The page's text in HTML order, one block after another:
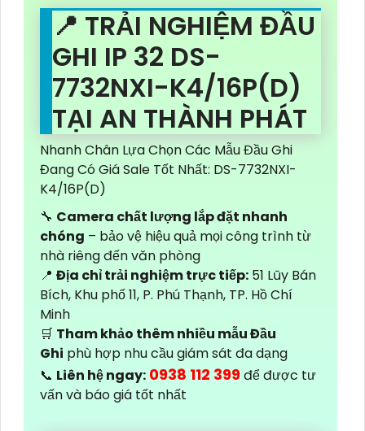
📍 TRẢI NGHIỆM ĐẦU
GHI IP 32 DS-
7732NXI-K4/16P(D)
TẠI AN THÀNH PHÁT
Nhanh Chân Lựa Chọn Các Mẫu Đầu Ghi
Đang Có Giá Sale Tốt Nhất: DS-7732NXI-
K4/16P(D)
🔧 Camera chất lượng lắp đặt nhanh
chóng – bảo vệ hiệu quả mọi công trình từ
nhà riêng đến văn phòng
📍 Địa chỉ trải nghiệm trực tiếp: 51 Lũy Bán
Bích, Khu phố 11, P. Phú Thạnh, TP. Hồ Chí
Minh
🛒 Tham khảo thêm nhiều mẫu Đầu
Ghi phù hợp nhu cầu giám sát đa dạng
📞 Liên hệ ngay: 0938 112 399để được tư
vấn và báo giá tốt nhất